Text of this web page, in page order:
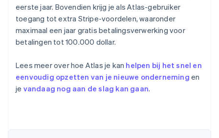
eerste jaar. Bovendien krijg je als Atlas-gebruiker
toegang tot extra Stripe-voordelen, waaronder
maximaal een jaar gratis betalingsverwerking voor
betalingen tot 100.000 dollar.
Lees meer over hoe Atlas je kan helpen bij het snel en
eenvoudig opzetten van je nieuwe onderneming en
je vandaag nog aan de slag kan gaan.
English